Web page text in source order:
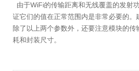
由于WiFi的传输距离和无线覆盖的发射
证它们的值在正常范围内是非常必要的。
除了以上两个参数外，还要注意模块的传
耗和封装尺寸。